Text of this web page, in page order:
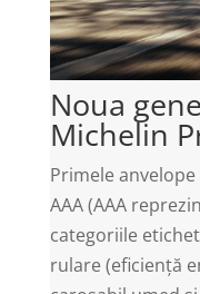
Noua
Michelin
Primele
AAA (AAA
categoriile
rulare (eficiență